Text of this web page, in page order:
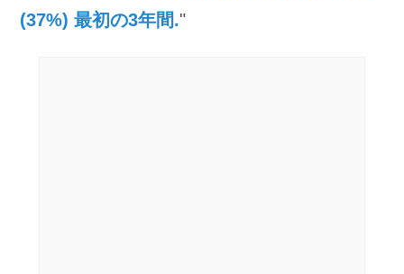
(37%) 最初の3年間."